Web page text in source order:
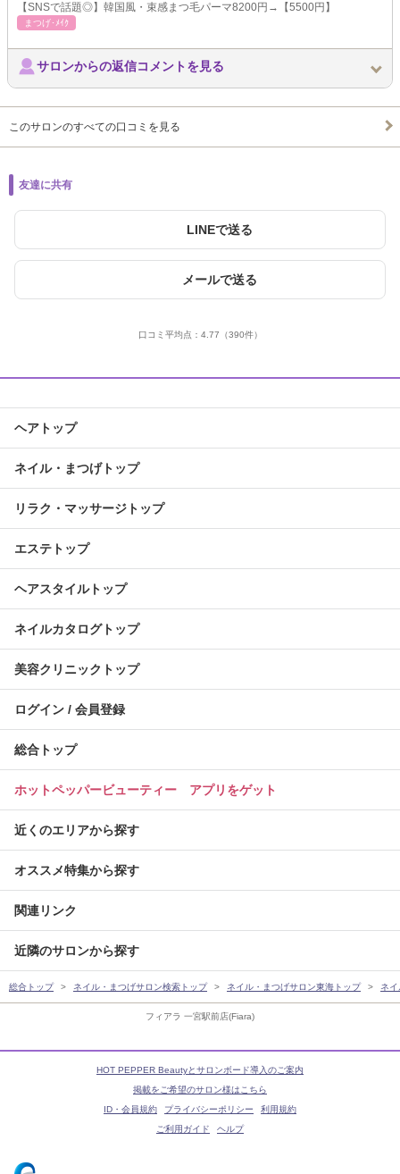
フィアラ 一宮駅前店(Fiara)
【SNSで話題◎】韓国風・束感まつ毛パーマ8200円→【5500円】
まつげ･ﾒｲｸ
サロンからの返信コメントを見る
このサロンのすべての口コミを見る
友達に共有
LINEで送る
メールで送る
口コミ平均点： 4.77 （390件）
ヘアトップ
ネイル・まつげトップ
リラク・マッサージトップ
エステトップ
ヘアスタイルトップ
ネイルカタログトップ
美容クリニックトップ
ログイン / 会員登録
総合トップ
ホットペッパービューティー アプリをゲット
近くのエリアから探す
オススメ特集から探す
関連リンク
近隣のサロンから探す
総合トップ ネイル・まつげサロン検索トップ ネイル・まつげサロン東海トップ ネ
HOT PEPPER Beautyとサロンボード導入のご案内
掲載をご希望のサロン様はこちら
ID・会員規約
プライバシーポリシー
利用規約
ご利用ガイド
ヘルプ